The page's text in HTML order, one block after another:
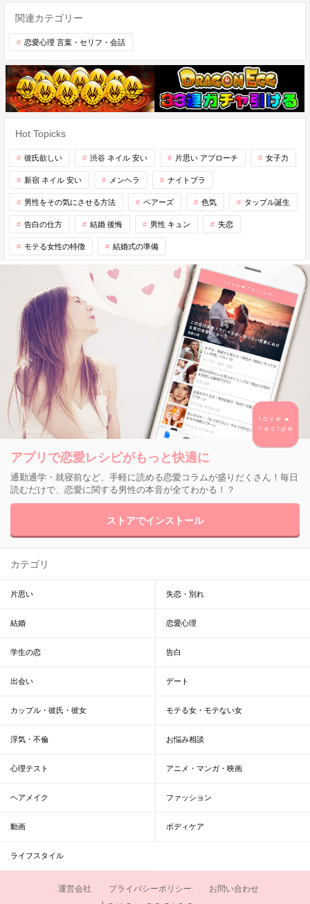
関連カテゴリー
恋愛心理 言葉・セリフ・会話
Hot Topicks
彼氏欲しい 渋谷 ネイル 安い 片思い アプローチ 女子力
新宿 ネイル 安い メンヘラ ナイトブラ
男性をその気にさせる方法 ペアーズ 色気 タップル誕生
告白の仕方 結婚 後悔 男性 キュン 失恋
モテる女性の特徴 結婚式の準備
アプリで恋愛レシピがもっと快適に
通勤通学・就寝前など、手軽に読める恋愛コラムが盛りだくさん！毎日
読むだけで、恋愛に関する男性の本音が全てわかる！？
ストアでインストール
カテゴリ
片思い 失恋・別れ
結婚 恋愛心理
学生の恋 告白
出会い デート
カップル・彼氏・彼女 モテる女・モテない女
浮気・不倫 お悩み相談
心理テスト アニメ・マンガ・映画
ヘアメイク ファッション
動画 ボディケア
ライフスタイル
運営会社 プライバシーポリシー お問い合わせ